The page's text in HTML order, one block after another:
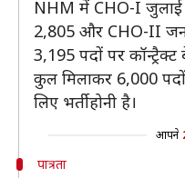
NHM में CHO-I
2,805 और CHO-II
3,195 पदों पर कॉन्ट्रैक्ट
कुल मिलाकर 6,000
लिए भर्ती होनी है।
आपने
पात्रता